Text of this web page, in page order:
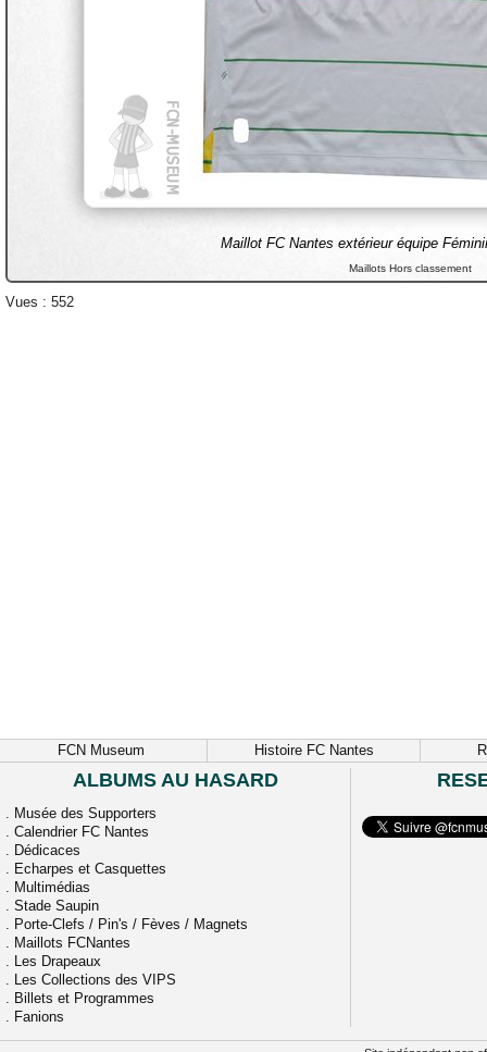
Maillot FC Nantes extérieur équipe
Maillots Hors classement
Vues : 552
FCN Museum Histoire FC Nantes
ALBUMS AU HASARD
. Musée des Supporters
. Calendrier FC Nantes
. Dédicaces
. Echarpes et Casquettes
. Multimédias
. Stade Saupin
. Porte-Clefs / Pin's / Fèves / Magnets
. Maillots FCNantes
. Les Drapeaux
. Les Collections des VIPS
. Billets et Programmes
. Fanions